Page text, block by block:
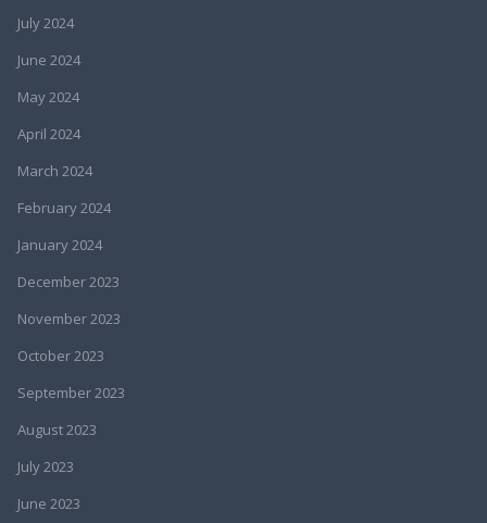
July 2024
June 2024
May 2024
April 2024
March 2024
February 2024
January 2024
December 2023
November 2023
October 2023
September 2023
August 2023
July 2023
June 2023